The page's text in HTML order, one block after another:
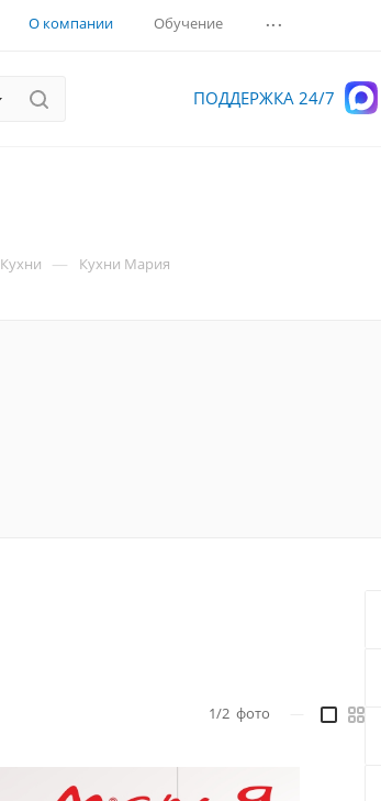
О компании Обучение ...
ПОДДЕРЖКА 24/7
Кухни — Кухни Мария
1/2 фото